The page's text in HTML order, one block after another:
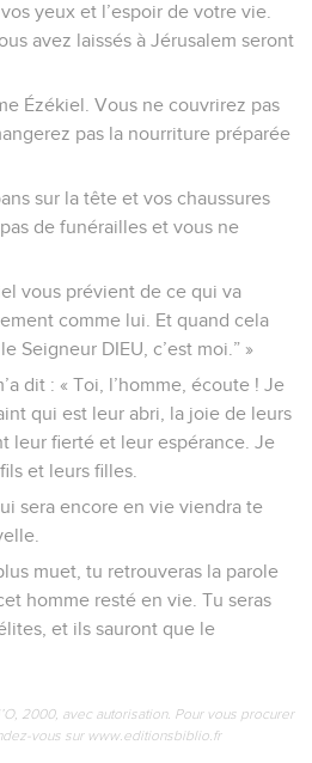
yeux et l’espoir de votre vie.
avez laissés à Jérusalem seront
Ézékiel. Vous ne couvrirez pas
pas la nourriture préparée
sur la tête et vos chaussures
de funérailles et vous ne
vous prévient de ce qui va
comme lui. Et quand cela
Seigneur DIEU, c’est moi.” »
dit : « Toi, l’homme, écoute ! Je
qui est leur abri, la joie de leurs
leur fierté et leur espérance. Je
et leurs filles.
sera encore en vie viendra te
muet, tu retrouveras la parole
homme resté en vie. Tu seras
et ils sauront que le
2000, avec autorisation. Pour vous procurer
vous sur www.editionsbiblio.fr